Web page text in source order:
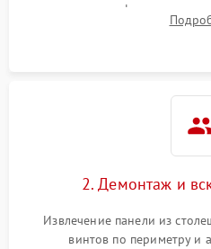
проверка конфорок на
клиента о симптомах (не
2. Демонтаж и
Извлечение панели из
винтов по периметру и